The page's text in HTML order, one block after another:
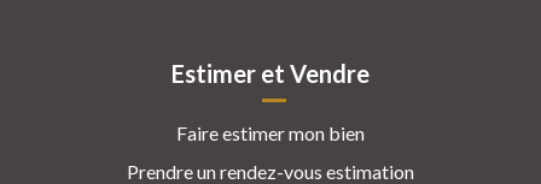
Estimer et Vendre
Faire estimer mon bien
Prendre un rendez-vous estimation